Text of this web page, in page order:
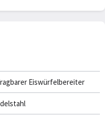
Eiswürfelbereiter